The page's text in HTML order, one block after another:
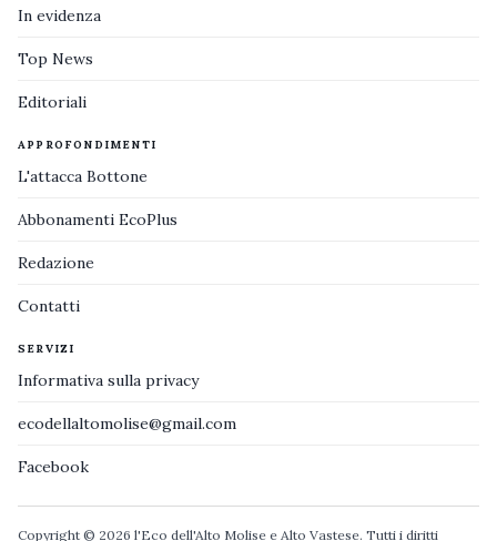
In evidenza
Top News
Editoriali
APPROFONDIMENTI
L'attacca Bottone
Abbonamenti EcoPlus
Redazione
Contatti
SERVIZI
Informativa sulla privacy
ecodellaltomolise@gmail.com
Facebook
Copyright © 2026 l'Eco dell'Alto Molise e Alto Vastese. Tutti i diritti